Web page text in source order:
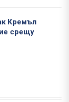
Кремъл
срещу